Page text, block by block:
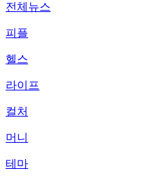
전체뉴스
피플
헬스
라이프
컬처
머니
테마